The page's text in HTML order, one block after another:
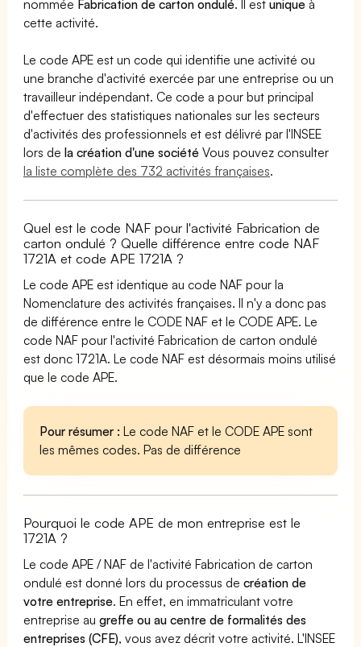
nommée Fabrication de carton ondulé. Il estunique à
cette activité.
Le code APE est un code qui identifie une activité ou
une branche d'activité exercée par une entreprise ou un
travailleur indépendant. Ce code a pour but principal
d'effectuer des statistiques nationales sur les secteurs
d'activités des professionnels et est délivré par l'INSEE
lors dela création d'une société Vous pouvez consulter
la liste complète des 732 activités françaises.
Quel est le code NAF pour l'activité Fabrication de
carton ondulé ? Quelle différence entre code NAF
1721A et code APE 1721A ?
Le code APE est identique au code NAF pour la
Nomenclature des activités françaises. Il n'y a donc pas
de différence entre le CODE NAF et le CODE APE. Le
code NAF pour l'activité Fabrication de carton ondulé
est donc 1721A. Le code NAF est désormais moins utilisé
que le code APE.
Pour résumer : Le code NAF et le CODE APE sont
les mêmes codes. Pas de différence
Pourquoi le code APE de mon entreprise est le
1721A ?
Le code APE / NAF de l'activité Fabrication de carton
ondulé est donné lors du processus decréation de
votre entreprise. En effet, en immatriculant votre
entreprise augreffe ou au centre de formalités des
entreprises (CFE), vous avez décrit votre activité. L'INSEE